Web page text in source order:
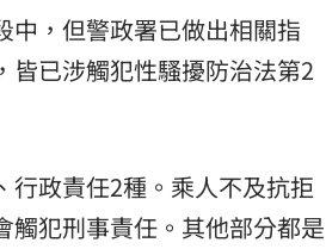
中，但警政署已做出相關指
皆已涉觸犯性騷擾防治法第2
行政責任2種。乘人不及抗拒
觸犯刑事責任。其他部分都是